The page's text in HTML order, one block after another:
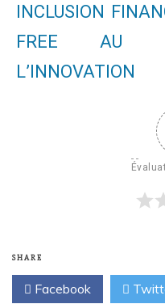
INCLUSION
FREE AU
L’INNOVATION
SHARE
Facebook